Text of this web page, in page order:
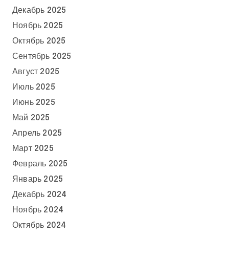
Декабрь 2025
Ноябрь 2025
Октябрь 2025
Сентябрь 2025
Август 2025
Июль 2025
Июнь 2025
Май 2025
Апрель 2025
Март 2025
Февраль 2025
Январь 2025
Декабрь 2024
Ноябрь 2024
Октябрь 2024